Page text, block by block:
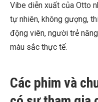
Vibe diễn xuất của Otto
tự nhiên, không gượng,
động viên, người trẻ
màu sắc thực tế.
Các phim và